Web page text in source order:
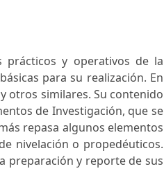
prácticos y operativos de la
para su realización. En
otros similares. Su contenido
de Investigación, que se
repasa algunos elementos
nivelación o propedéuticos.
preparación y reporte de sus